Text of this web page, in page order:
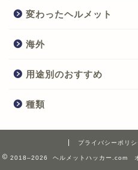
変わったヘルメット
海外
用途別のおすすめ
種類
プライバシーポリシ
2018–2026 ヘルメットハッカー.com オ